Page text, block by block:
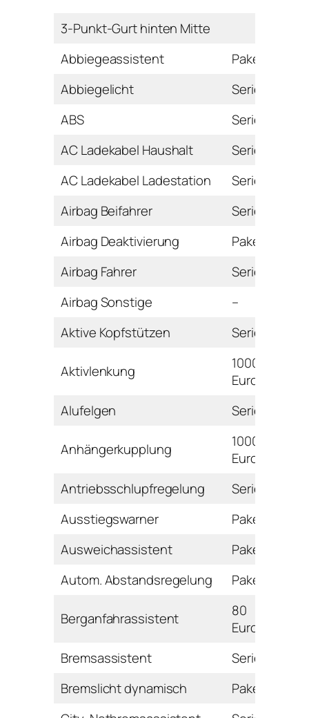
3-Punkt-Gurt hinten Mitte
Abbiegeassistent
Paket
Abbiegelicht
Serie
ABS
Serie
AC Ladekabel Haushalt
Serie
AC Ladekabel Ladestation
Serie
Airbag Beifahrer
Serie
Airbag Deaktivierung
Paket
Airbag Fahrer
Serie
Airbag Sonstige
–
Aktive Kopfstützen
Serie
Aktivlenkung
1000
Euro
Alufelgen
Serie
Anhängerkupplung
1000
Euro
Antriebsschlupfregelung
Serie
Ausstiegswarner
Paket
Ausweichassistent
Paket
Autom. Abstandsregelung
Paket
Berganfahrassistent
80
Euro
Bremsassistent
Serie
Bremslicht dynamisch
Paket